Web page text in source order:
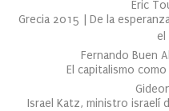
Éric
Grecia 2015 | De la
Fernando Buen
El capitalismo
Israel Katz, ministro israelí